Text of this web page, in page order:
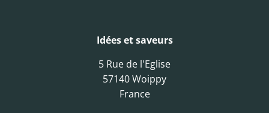
Idées et saveurs
5 Rue de l'Eglise
57140 Woippy
France